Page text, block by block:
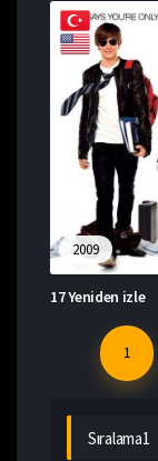
2009
17 Yeniden izle
1
Sıralama1